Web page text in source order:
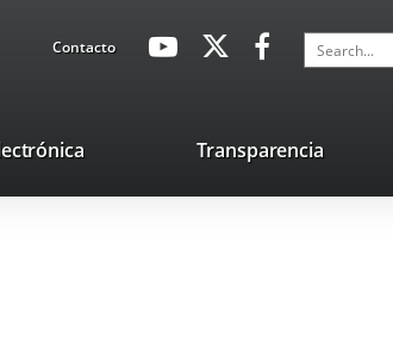
ContactoavaHeaderSocial
Link
Link
application.
application.
Search
Link
external
Transparencia